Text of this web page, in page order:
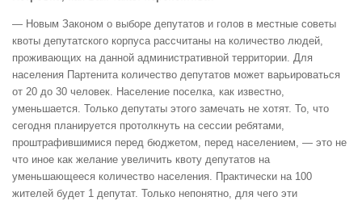
— Новым Законом о выборе депутатов и голов в местные советы
квоты депутатского корпуса рассчитаны на количество людей,
проживающих на данной административной территории. Для
населения Партенита количество депутатов может варьироваться
от 20 до 30 человек. Население поселка, как известно,
уменьшается. Только депутаты этого замечать не хотят. То, что
сегодня планируется протолкнуть на сессии ребятами,
проштрафившимися перед бюджетом, перед населением, — это не
что иное как желание увеличить квоту депутатов на
уменьшающееся количество населения. Практически на 100
жителей будет 1 депутат. Только непонятно, для чего эти